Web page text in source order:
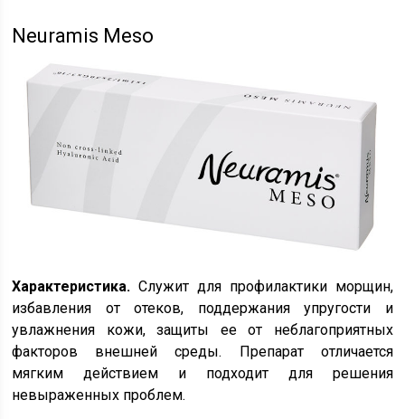
Neuramis Meso
Характеристика. Служит для профилактики морщин,
избавления от отеков, поддержания упругости и
увлажнения кожи, защиты ее от неблагоприятных
факторов внешней среды. Препарат отличается
мягким действием и подходит для решения
невыраженных проблем.